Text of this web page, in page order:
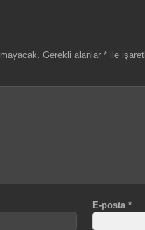
Gerekli alanlar *ile
E-posta *